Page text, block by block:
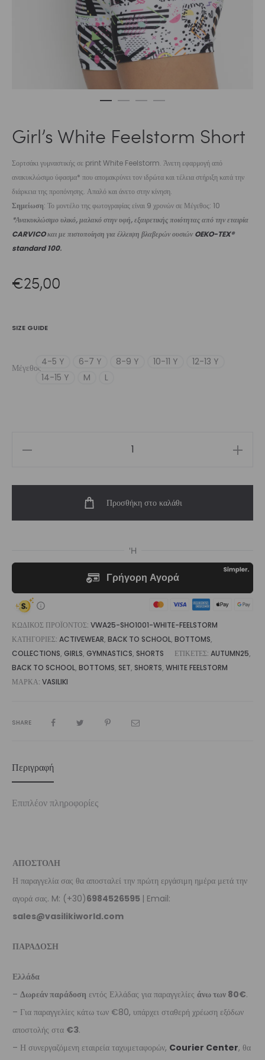
Girl’s White Feelstorm Short
Σορτσάκι γυμναστικής σε print White Feelstorm. Άνετη εφαρμογή από
ανακυκλώσιμο ύφασμα* που απομακρύνει τον ιδρώτα και τέλεια στήριξη κατά την
διάρκεια της προπόνησης. Απαλό και άνετο στην κίνηση.
Σημείωση: Το μοντέλο της φωτογραφίας είναι 9 χρονών σε Μέγεθος: 10
*Ανακυκλώσιμο υλικό, μαλακό στην υφή, εξαιρετικής ποιότητας από την εταιρία
CARVICOκαι με πιστοποίηση για έλλειψη βλαβερών ουσιών OEKO-TEX®
standard 100.
€25,00
SIZE GUIDE
Μέγεθος
4-5 Y 6-7 Y 8-9 Y 10-11 Y
12-13 Y
14-15 Y
M L
ποσότητα
Προσθήκη στο καλάθι
ΚΩΔΙΚΌΣ ΠΡΟΪΌΝΤΟΣ: VWA25-SHO1001-WHITE-FEELSTORM
ΚΑΤΗΓΟΡΊΕΣ: ACTIVEWEAR, BACK TO SCHOOL, BOTTOMS,
COLLECTIONS, GIRLS, GYMNASTICS, SHORTS ΕΤΙΚΈΤΕΣ: AUTUMN25,
BACK TO SCHOOL, BOTTOMS, SET, SHORTS, WHITE FEELSTORM
ΜΆΡΚΑ: VASILIKI
SHARE
Περιγραφή
Επιπλέον πληροφορίες
ΑΠΟΣΤΟΛΗ
Η παραγγελία σας θα αποσταλεί την πρώτη εργάσιμη ημέρα μετά την
αγορά σας. M: (+30)6984526595 | Email:
sales@vasilikiworld.com
ΠΑΡΑΔΟΣΗ
Ελλάδα
– Δωρεάν παράδοση εντός Ελλάδας για παραγγελίες άνω των 80€.
– Για παραγγελίες κάτω των €80, υπάρχει σταθερή χρέωση εξόδων
αποστολής στα €3.
– Η συνεργαζόμενη εταιρεία ταχυμεταφορών, Courier Center, θα